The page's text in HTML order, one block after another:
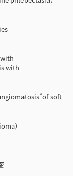
with
soft
）